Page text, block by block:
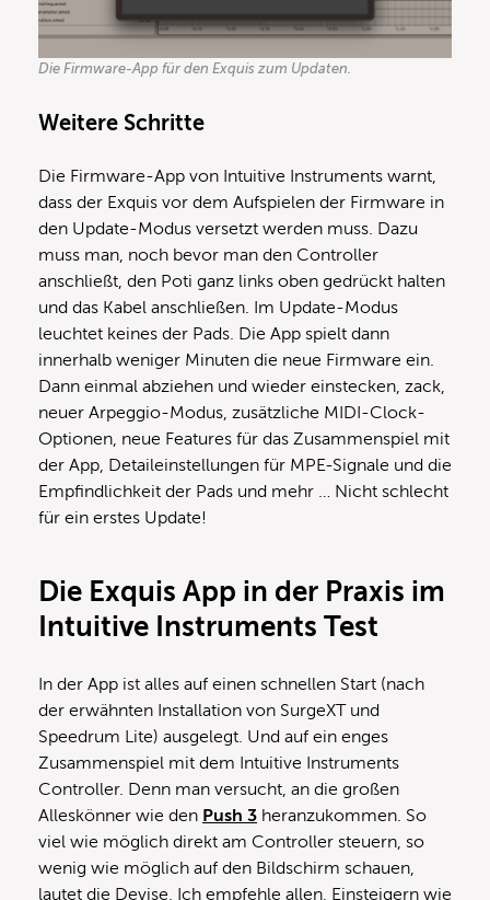
Die Firmware-App für den Exquis zum Updaten.
Weitere Schritte
Die Firmware-App von Intuitive Instruments warnt,
dass der Exquis vor dem Aufspielen der Firmware in
den Update-Modus versetzt werden muss. Dazu
muss man, noch bevor man den Controller
anschließt, den Poti ganz links oben gedrückt halten
und das Kabel anschließen. Im Update-Modus
leuchtet keines der Pads. Die App spielt dann
innerhalb weniger Minuten die neue Firmware ein.
Dann einmal abziehen und wieder einstecken, zack,
neuer Arpeggio-Modus, zusätzliche MIDI-Clock-
Optionen, neue Features für das Zusammenspiel mit
der App, Detaileinstellungen für MPE-Signale und die
Empfindlichkeit der Pads und mehr … Nicht schlecht
für ein erstes Update!
Die Exquis App in der Praxis im
Intuitive Instruments Test
In der App ist alles auf einen schnellen Start (nach
der erwähnten Installation von SurgeXT und
Speedrum Lite) ausgelegt. Und auf ein enges
Zusammenspiel mit dem Intuitive Instruments
Controller. Denn man versucht, an die großen
Alleskönner wie den Push 3 heranzukommen. So
viel wie möglich direkt am Controller steuern, so
wenig wie möglich auf den Bildschirm schauen,
lautet die Devise. Ich empfehle allen, Einsteigern wie